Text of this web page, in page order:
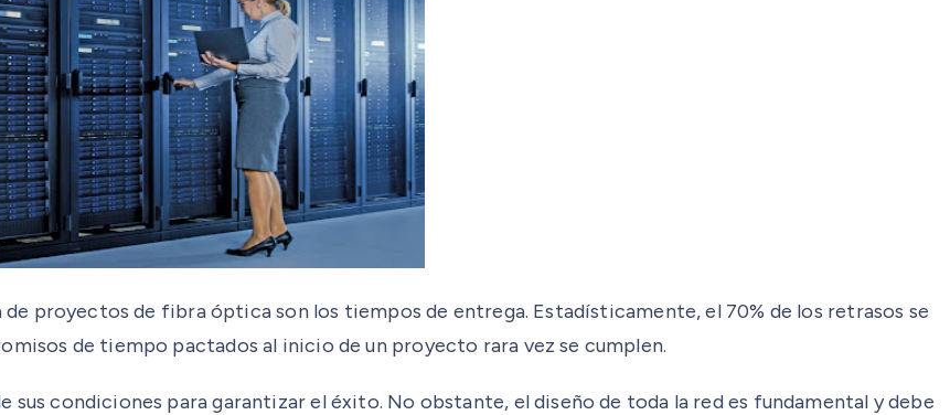
proyectos de fibra óptica son los tiempos de entrega. Estadísticamente, el 70% de los retrasos se
de tiempo pactados al inicio de un proyecto rara vez se cumplen.
sus condiciones para garantizar el éxito. No obstante, el diseño de toda la red es fundamental y debe